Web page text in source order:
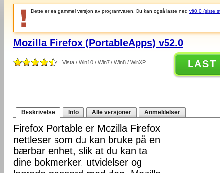
Dette er en gammel versjon av programvaren. Du kan også laste ned v80.0 (siste
Mozilla Firefox (PortableApps) v52.0
Vista / Win10 / Win7 / Win8 / WinXP LAST
Beskrivelse Info Alle versjoner Anmeldelser
Firefox Portable er Mozilla Firefox
nettleser som du kan bruke på en
bærbar enhet, slik at du kan ta
dine bokmerker, utvidelser og